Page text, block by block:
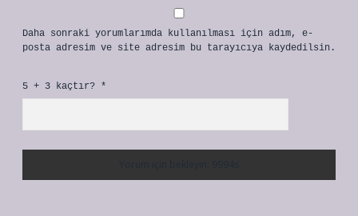
Daha sonraki yorumlarımda kullanılması için adım, e-
posta adresim ve site adresim bu tarayıcıya kaydedilsin.
5 + 3 kaçtır? *